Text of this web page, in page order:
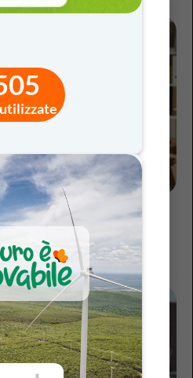
didattica
di nuovi strumenti tecnologici